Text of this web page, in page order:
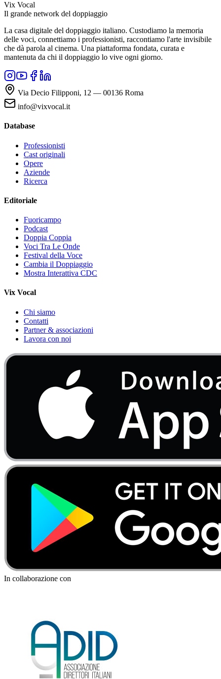
Vix Vocal
Il grande network del doppiaggio
La casa digitale del doppiaggio italiano. Custodiamo la memoria
delle voci, connettiamo i professionisti, raccontiamo l'arte invisibile
che dà parola al cinema. Una piattaforma fondata, curata e
mantenuta da chi il doppiaggio lo vive ogni giorno.
Via Decio Filipponi, 12 — 00136 Roma
info@vixvocal.it
Database
Professionisti
Cast originali
Opere
Aziende
Ricerca
Editoriale
Fuoricampo
Podcast
Doppia Coppia
Voci Tra Le Onde
Festival della Voce
Cambia il Doppiaggio
Mostra Interattiva CDC
Vix Vocal
Chi siamo
Contatti
Partner & associazioni
Lavora con noi
In collaborazione con